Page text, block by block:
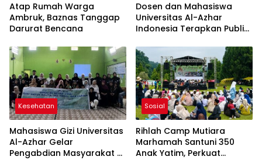
Atap Rumah Warga
Ambruk, Baznas Tanggap
Darurat Bencana
Dosen dan Mahasiswa
Universitas Al-Azhar
Indonesia Terapkan Public
Gizi kepada Masyarakat
Cianjur
Kesehatan
Mahasiswa Gizi Universitas
Al-Azhar Gelar
Pengabdian Masyarakat di
Sosial
Rihlah Camp Mutiara
Marhamah Santuni 350
Anak Yatim, Perkuat